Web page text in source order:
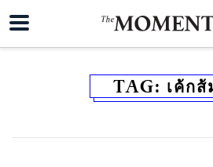
TAG: เค้กส้